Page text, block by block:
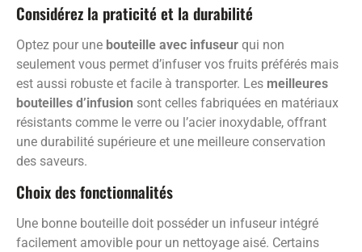
Considérez la praticité et la durabilité
Optez pour une bouteille avec infuseur qui non
seulement vous permet d’infuser vos fruits préférés mais
est aussi robuste et facile à transporter. Les meilleures
bouteilles d’infusion sont celles fabriquées en matériaux
résistants comme le verre ou l’acier inoxydable, offrant
une durabilité supérieure et une meilleure conservation
des saveurs.
Choix des fonctionnalités
Une bonne bouteille doit posséder un infuseur intégré
facilement amovible pour un nettoyage aisé. Certains